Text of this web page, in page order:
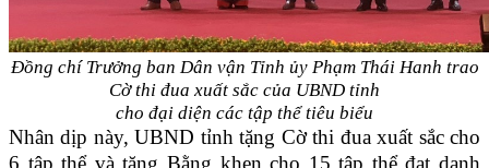
Đồng chí Trưởng ban Dân vận Tỉnh ủy Phạm Thái Hanh trao
Cờ thi đua xuất sắc của UBND tỉnh
cho đại diện các tập thể tiêu biểu
Nhân dịp này, UBND tỉnh tặng Cờ thi đua xuất sắc cho